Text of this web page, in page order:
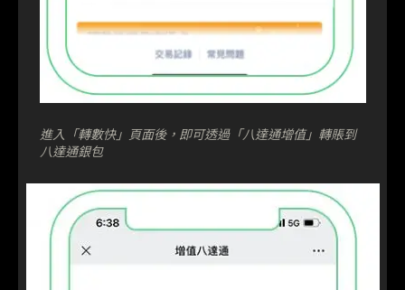
進入「轉數快」頁面後，即可透過「八達通增值」轉賬到
八達通銀包